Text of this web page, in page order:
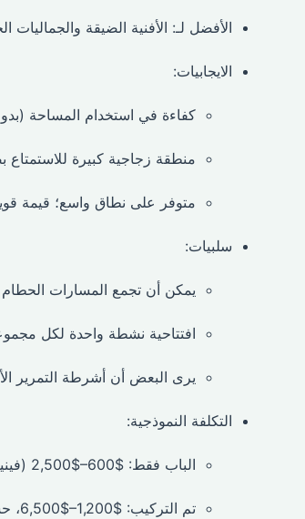
الأفضل لـ: الأفنية الضيقة والجماليات
الايجابيات:
كفاءة في استخدام المساحة
منطقة زجاجية كبيرة للاستمتاع
متوفر على نطاق واسع؛ قيمة
سلبيات:
يمكن أن تجمع المسارات الحطام
افتتاحية نشطة واحدة لكل
يرى البعض أن أشرطة التمرير
التكلفة النموذجية:
الباب فقط: $600–$2,500 (فينيل) • $1,500–$4,000 (ألياف زجاجية/UPVC/ألومنيوم)
تم التركيب: $1,200–$6,500، حسب المادة والحجم والعمالة